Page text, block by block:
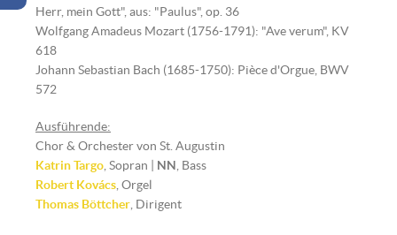
Herr, mein Gott", aus: "Paulus", op. 36
Wolfgang Amadeus Mozart (1756-1791): "Ave verum", KV
618
Johann Sebastian Bach (1685-1750): Pièce d'Orgue, BWV
572
Ausführende:
Chor & Orchester von St. Augustin
Katrin Targo , Sopran | NN , Bass
Robert Kovács , Orgel
Thomas Böttcher , Dirigent